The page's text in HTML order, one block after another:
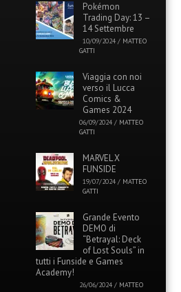
Pokémon
Trading Day: 13 –
14 Settembre
10/09/2024 / MATTEO
GATTI
Viaggia con noi
verso il Lucca
Comics &
Games 2024
06/09/2024 / MATTEO
GATTI
MARVEL X
FUNSIDE
19/07/2024 / MATTEO
GATTI
Grande Evento
DEMO di
“Betrayal: Deck
of Lost Souls” in
tutti i Funside e Games
Academy!
26/06/2024 / MATTEO